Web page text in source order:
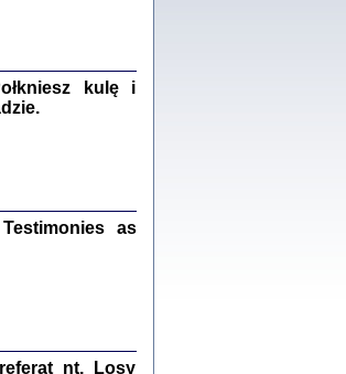
Leociak
2021
kulę i
as
nt. Losy